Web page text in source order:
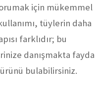
için mükemmel
tüylerin daha
farklıdır; bu
danışmakta fayda
bulabilirsiniz.